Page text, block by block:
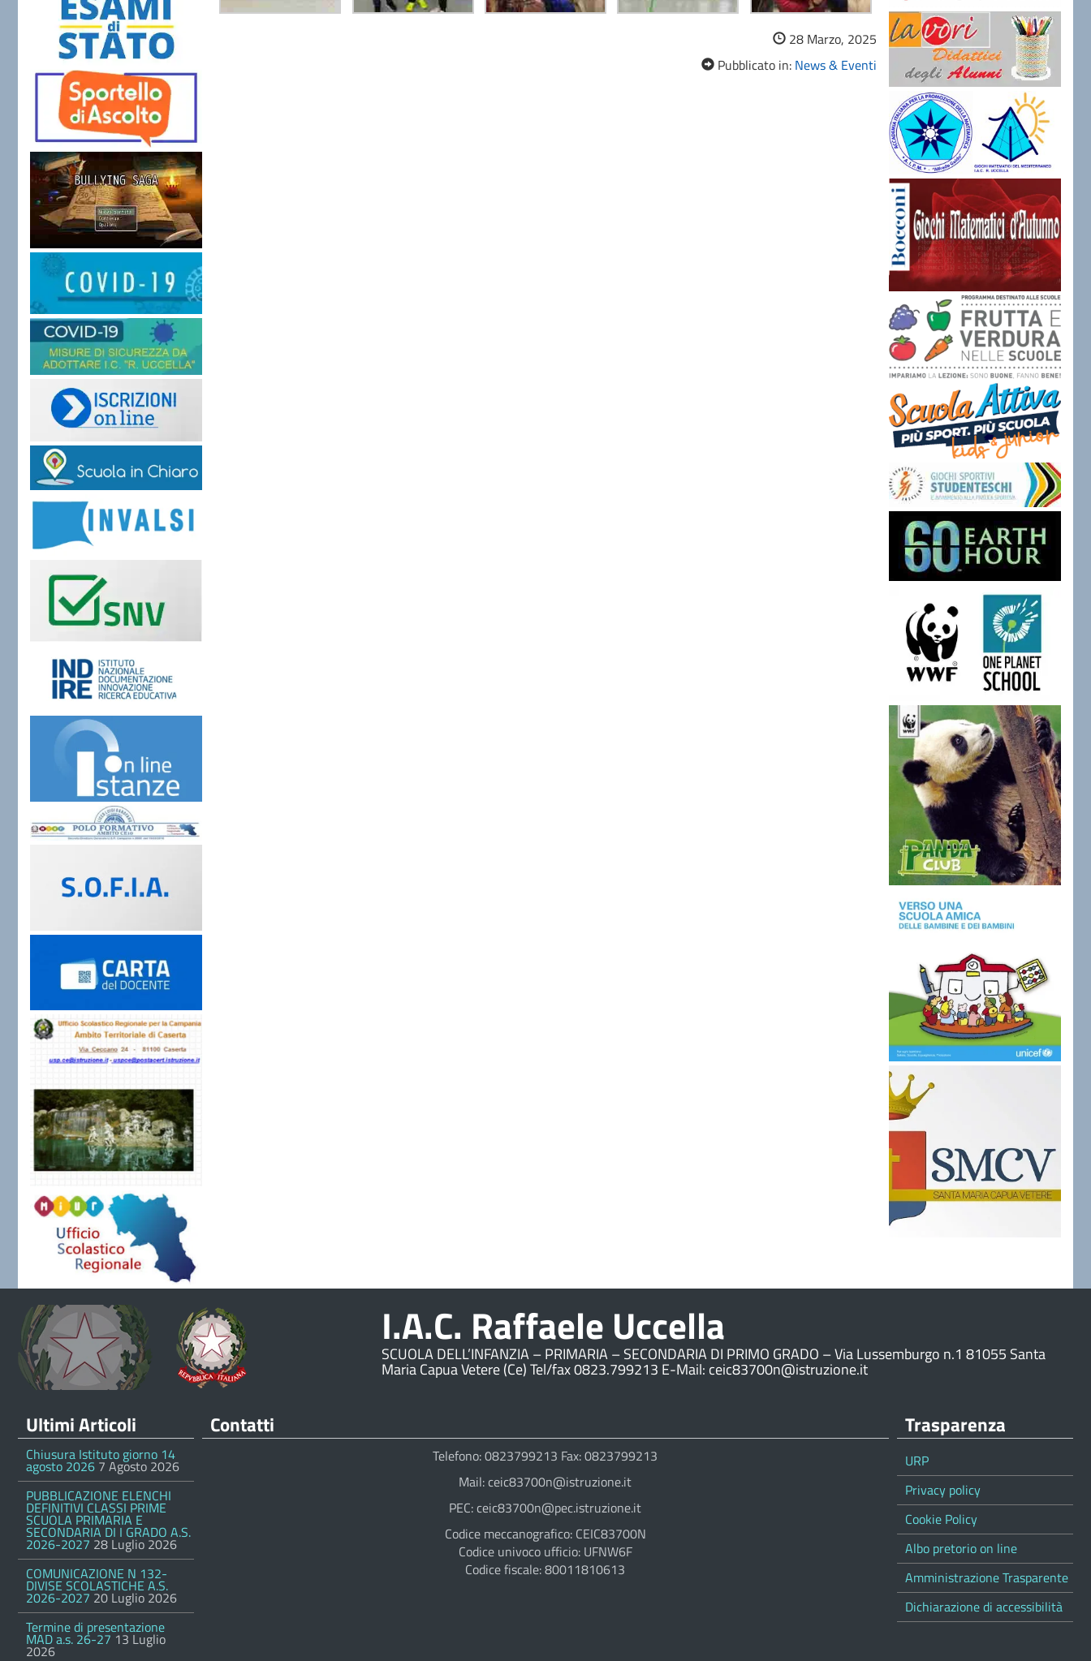
28 Marzo, 2025
Pubblicato in: News & Eventi
I.A.C. Raffaele Uccella
SCUOLA DELL’INFANZIA – PRIMARIA – SECONDARIA DI PRIMO GRADO – Via Lussemburgo n.1 81055 Santa
Maria Capua Vetere (Ce) Tel/fax 0823.799213 E-Mail: ceic83700n@istruzione.it
Ultimi Articoli
Chiusura Istituto giorno 14
agosto 2026 7 Agosto 2026
PUBBLICAZIONE ELENCHI
DEFINITIVI CLASSI PRIME
SCUOLA PRIMARIA E
SECONDARIA DI I GRADO A.S.
2026-2027 28 Luglio 2026
COMUNICAZIONE N 132-
DIVISE SCOLASTICHE A.S.
2026-2027 20 Luglio 2026
Termine di presentazione
MAD a.s. 26-27 13 Luglio
2026
Contatti
Telefono: 0823799213 Fax: 0823799213
Mail: ceic83700n@istruzione.it
PEC: ceic83700n@pec.istruzione.it
Codice meccanografico: CEIC83700N
Codice univoco ufficio: UFNW6F
Codice fiscale: 80011810613
Trasparenza
URP
Privacy policy
Cookie Policy
Albo pretorio on line
Amministrazione Trasparente
Dichiarazione di accessibilità